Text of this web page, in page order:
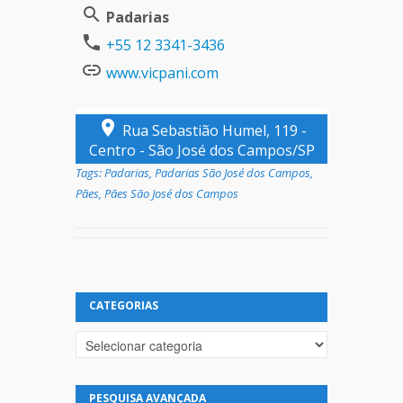
Padarias
+55 12 3341-3436
www.vicpani.com
Rua Sebastião Humel, 119 -
Centro - São José dos Campos/SP
Tags:Padarias, Padarias São José dos Campos,
Pães, Pães São José dos Campos
CATEGORIAS
Categorias
PESQUISA AVANÇADA